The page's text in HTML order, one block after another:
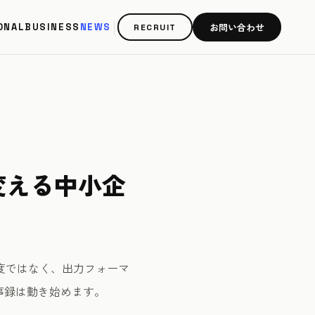
BUSINESS NEWS RECRUIT お問い合わせ
る中小企
はなく、出力フォーマ
は動き始めます。